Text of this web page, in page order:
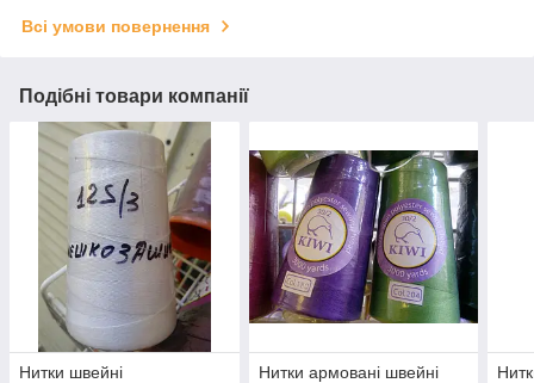
Всі умови повернення
Подібні товари компанії
Нитки швейні
Нитки армовані швейні